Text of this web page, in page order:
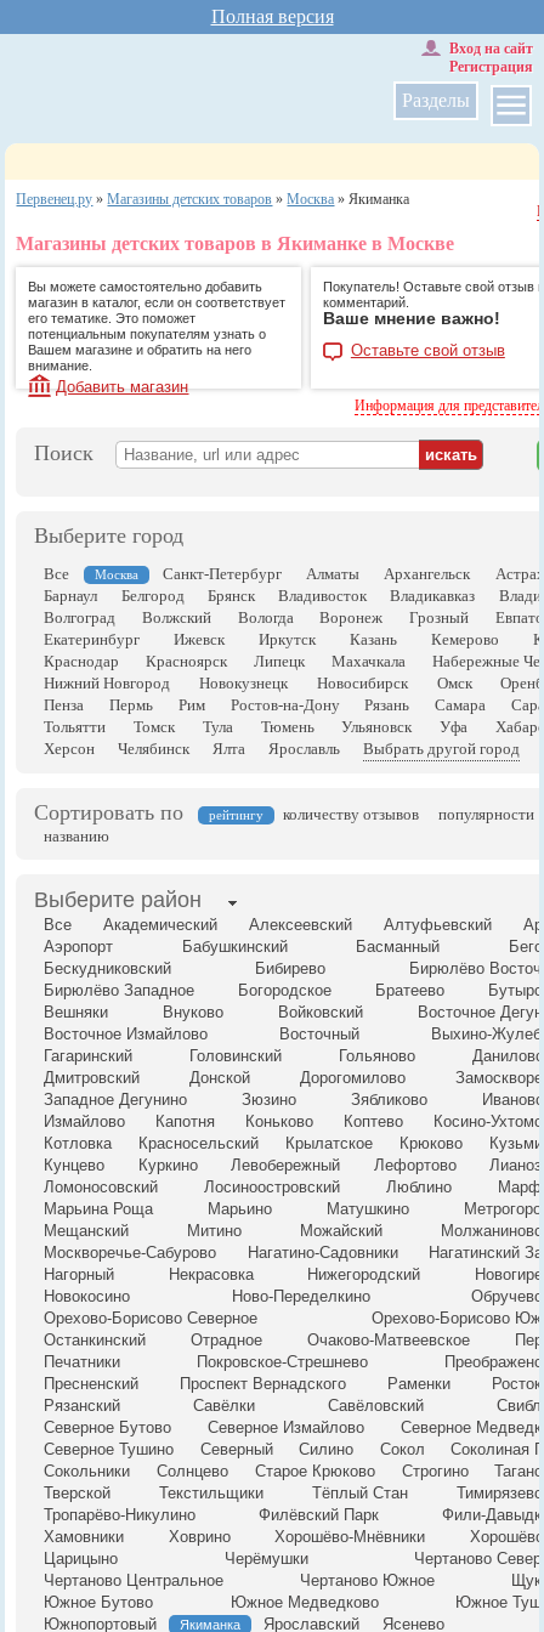
Полная версия
Разделы
Вход на сайт
Регистрация
Первенец.ру »Магазины детских товаров »Москва »Якиманка
Магазины детских товаров в Якиманке в Москве
Вы можете самостоятельно добавить
магазин в каталог, если он соответствует
его тематике. Это поможет
потенциальным покупателям узнать о
Вашем магазине и обратить на него
внимание.
Добавить магазин
Покупатель! Оставьте свой отзыв и
комментарий.
Ваше мнение важно!
Оставьте свой отзыв
Информация для
Поиск
Выберите город
Все Москва Санкт-Петербург Алматы Архангельск
Барнаул
Белгород Брянск Владивосток Владикавказ
Волгоград
Волжский Вологда Воронеж Грозный
Екатеринбург
Ижевск Иркутск Казань Кемерово
Краснодар
Красноярск Липецк Махачкала
Набережные
Нижний Новгород
Новокузнецк Новосибирск Омск
Пенза
Пермь Рим Ростов-на-Дону Рязань Самара
Тольятти
Томск Тула Тюмень Ульяновск Уфа
Херсон
Челябинск Ялта Ярославль Выбрать другой город
Сортировать по рейтингу количеству отзывов
популярности
названию
Выберите район
Все Академический Алексеевский Алтуфьевский
Аэропорт
Бабушкинский Басманный
Бескудниковский
Бибирево
Бирюлёво
Бирюлёво Западное
Богородское Братеево
Вешняки
Внуково Войковский
Восточное
Восточное Измайлово
Восточный
Выхино-
Гагаринский
Головинский Гольяново
Дмитровский
Донской Дорогомилово
Западное Дегунино
Зюзино Зябликово
Измайлово
Капотня Коньково Коптево
Косино-
Котловка
Красносельский Крылатское Крюково
Кунцево
Куркино Левобережный Лефортово
Ломоносовский
Лосиноостровский Люблино
Марьина Роща
Марьино Матушкино
Мещанский
Митино Можайский
Москворечье-Сабурово
Нагатино-Садовники
Нагатинский
Нагорный
Некрасовка Нижегородский
Новокосино
Ново-Переделкино
Орехово-Борисово Северное
Орехово-Борисово
Останкинский
Отрадное Очаково-Матвеевское
Печатники
Покровское-Стрешнево
Пресненский
Проспект Вернадского Раменки
Рязанский
Савёлки Савёловский
Северное Бутово
Северное Измайлово
Северное
Северное Тушино
Северный Силино Сокол
Соколиная
Сокольники
Солнцево Старое Крюково Строгино
Тверской
Текстильщики Тёплый Стан
Тропарёво-Никулино
Филёвский Парк
Фили-
Хамовники
Ховрино Хорошёво-Мнёвники
Царицыно
Черёмушки
Чертаново
Чертаново Центральное
Чертаново Южное
Южное Бутово
Южное Медведково
Южное
Южнопортовый
Якиманка Ярославский Ясенево